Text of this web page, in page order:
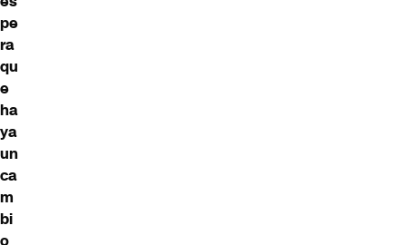
pe
ra
qu
e
ha
ya
un
ca
m
bi
o